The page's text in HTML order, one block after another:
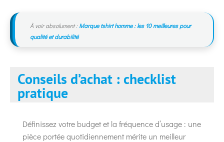
À voir absolument : Marque tshirt homme : les 10 meilleures pour
qualité et durabilité
Conseils d’achat : checklist
pratique
Définissez votre budget et la fréquence d’usage : une
pièce portée quotidiennement mérite un meilleur